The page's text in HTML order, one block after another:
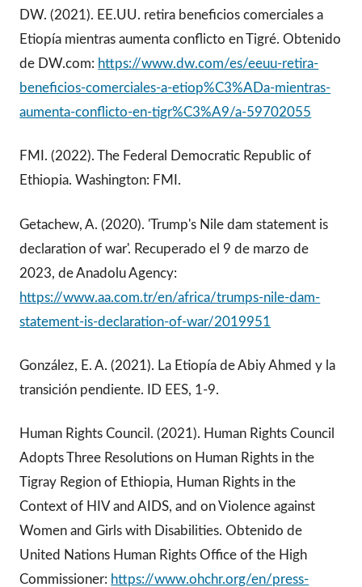
DW. (2021). EE.UU. retira beneficios comerciales a
Etiopía mientras aumenta conflicto en Tigré. Obtenido
de DW.com: https://www.dw.com/es/eeuu-retira-
beneficios-comerciales-a-etiop%C3%ADa-mientras-
aumenta-conflicto-en-tigr%C3%A9/a-59702055
FMI. (2022). The Federal Democratic Republic of
Ethiopia. Washington: FMI.
Getachew, A. (2020). 'Trump's Nile dam statement is
declaration of war'. Recuperado el 9 de marzo de
2023, de Anadolu Agency:
https://www.aa.com.tr/en/africa/trumps-nile-dam-
statement-is-declaration-of-war/2019951
González, E. A. (2021). La Etiopía de Abiy Ahmed y la
transición pendiente. ID EES, 1-9.
Human Rights Council. (2021). Human Rights Council
Adopts Three Resolutions on Human Rights in the
Tigray Region of Ethiopia, Human Rights in the
Context of HIV and AIDS, and on Violence against
Women and Girls with Disabilities. Obtenido de
United Nations Human Rights Office of the High
Commissioner: https://www.ohchr.org/en/press-